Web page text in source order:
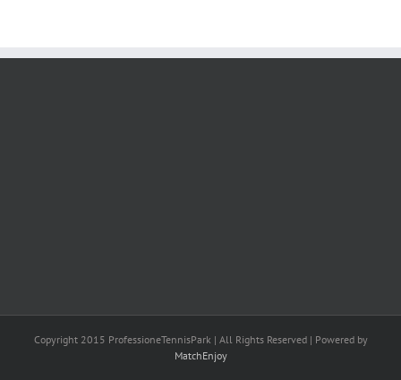
Copyright 2015 ProfessioneTennisPark | All Rights Reserved | Powered by
MatchEnjoy